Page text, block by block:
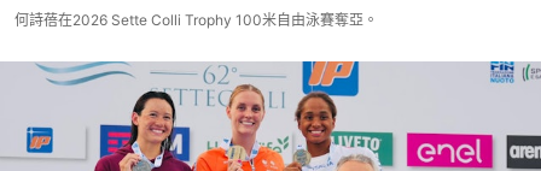
何詩蓓在2026 Sette Colli Trophy 100米自由泳賽奪亞。